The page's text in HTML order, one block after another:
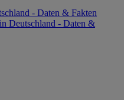
- Daten & Fakten
Deutschland - Daten &